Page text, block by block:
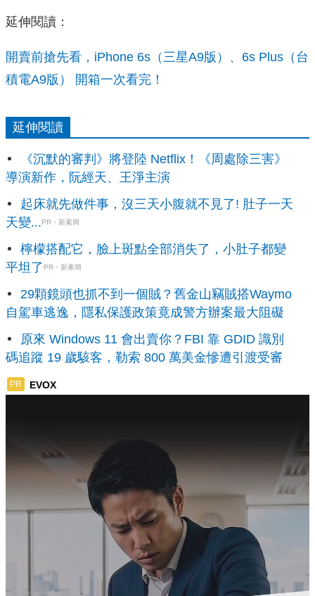
延伸閱讀：
開賣前搶先看，iPhone 6s（三星A9版）、6s Plus（台
積電A9版） 開箱一次看完！
延伸閱讀
《沉默的審判》將登陸 Netflix！《周處除三害》
導演新作，阮經天、王淨主演
起床就先做件事，沒三天小腹就不見了! 肚子一天
天變...PR・新素簡
檸檬搭配它，臉上斑點全部消失了，小肚子都變
平坦了 PR・新素簡
29顆鏡頭也抓不到一個賊？舊金山竊賊搭Waymo
自駕車逃逸，隱私保護政策竟成警方辦案最大阻礙
原來 Windows 11 會出賣你？FBI 靠 GDID 識別
碼追蹤 19 歲駭客，勒索 800 萬美金慘遭引渡受審
PR EVOX